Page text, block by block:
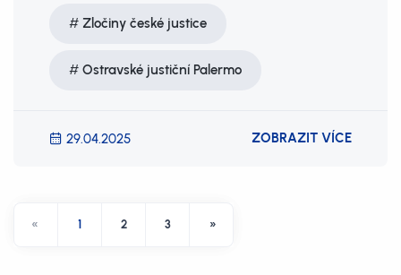
Zločiny české justice
Ostravské justiční Palermo
29.04.2025 ZOBRAZIT VÍCE
« 1 2 3 »